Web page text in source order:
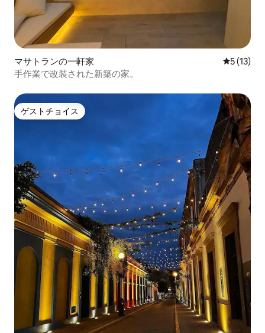
マサトランの一軒家 レビュー
5 (13)
手作業で改装された新築の家。
ゲストチョイス
ゲストチョイス